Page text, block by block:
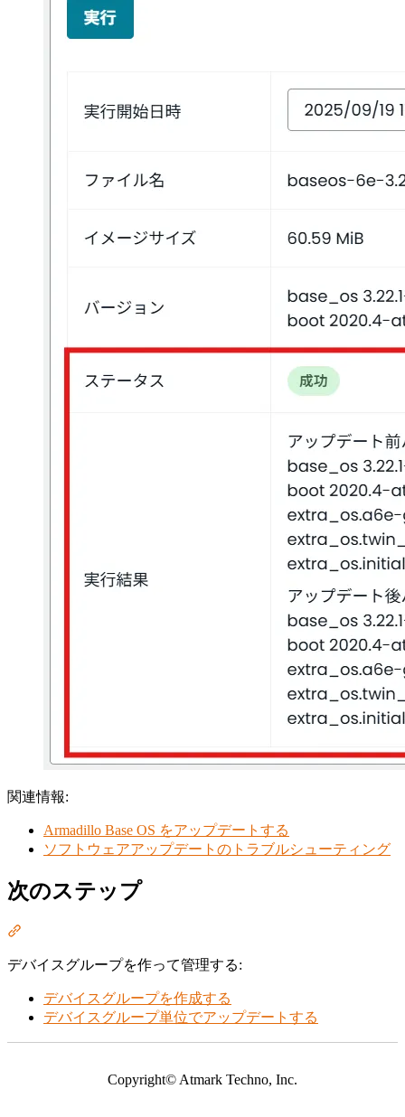
関連情報:
Armadillo Base OS をアップデートする
ソフトウェアアップデートのトラブルシューティング
次のステップ
デバイスグループを作って管理する:
デバイスグループを作成する
デバイスグループ単位でアップデートする
Copyright© Atmark Techno, Inc.